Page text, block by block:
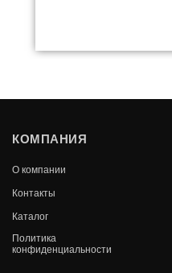
400 000
КОМПАНИЯ
О компании
Контакты
Каталог
Политика
конфиденциальности